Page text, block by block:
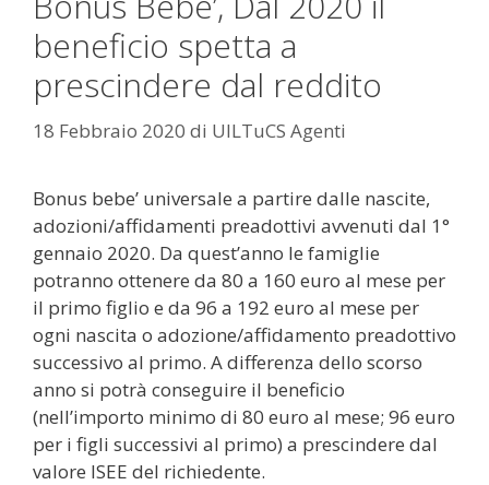
beneficio spetta a
prescindere dal reddito
18 Febbraio 2020 di UILTuCS Agenti
Bonus bebe’ universale a partire dalle nascite,
adozioni/affidamenti preadottivi avvenuti dal 1°
gennaio 2020. Da quest’anno le famiglie
potranno ottenere da 80 a 160 euro al mese per
il primo figlio e da 96 a 192 euro al mese per
ogni nascita o adozione/affidamento preadottivo
successivo al primo. A differenza dello scorso
anno si potrà conseguire il beneficio
(nell’importo minimo di 80 euro al mese; 96 euro
per i figli successivi al primo) a prescindere dal
valore ISEE del richiedente.